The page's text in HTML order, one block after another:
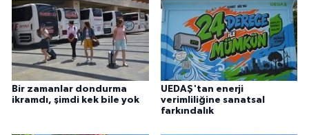
Bir zamanlar dondurma
ikramdı, şimdi kek bile yok
UEDAŞ'tan enerji
verimliliğine sanatsal
farkındalık